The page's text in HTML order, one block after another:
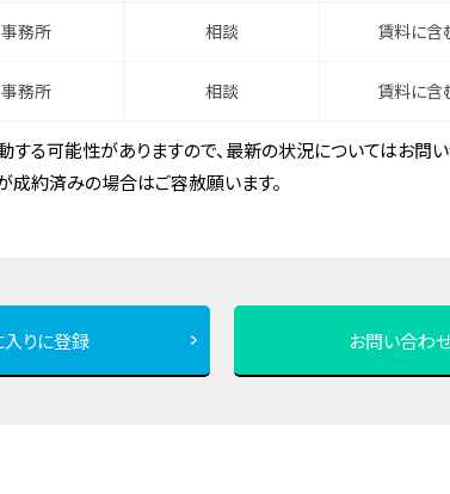
事務所 相談 賃料に含
事務所 相談 賃料に含
る可能性がありますので、最新の状況についてはお問い
約済みの場合はご容赦願います。
入りに登録 お問い合わ